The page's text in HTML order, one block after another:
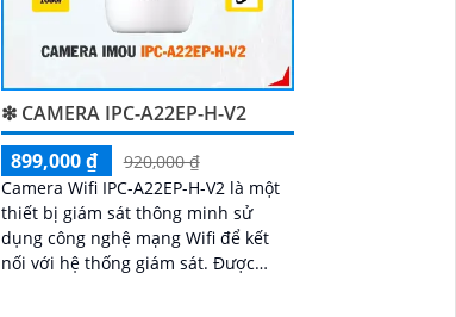
❇ CAMERA IPC-A22EP-H-V2
899,000 ₫
920,000 ₫
Camera Wifi IPC-A22EP-H-V2 là một
thiết bị giám sát thông minh sử
dụng công nghệ mạng Wifi để kết
nối với hệ thống giám sát. Được